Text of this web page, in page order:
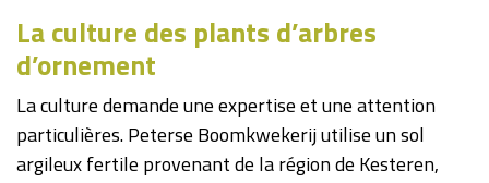
La culture des plants d’arbres
d’ornement
La culture demande une expertise et une attention
particulières. Peterse Boomkwekerij utilise un sol
argileux fertile provenant de la région de Kesteren,